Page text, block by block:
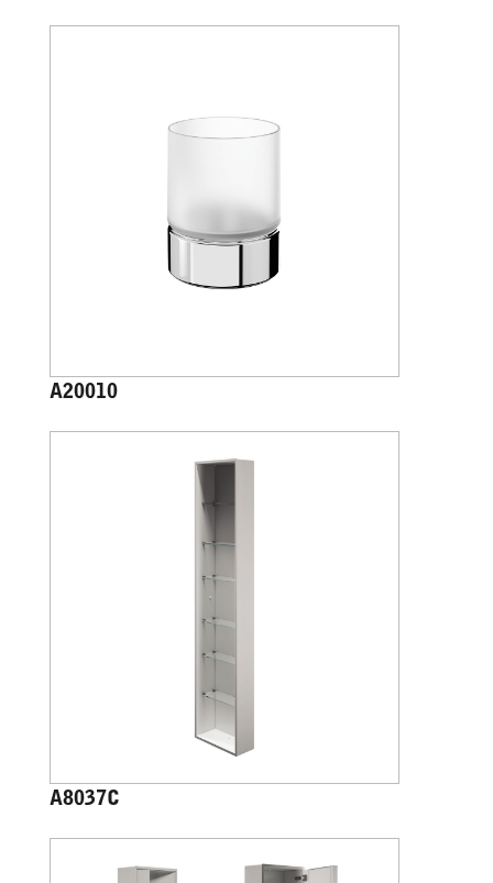
A20010
A8037C